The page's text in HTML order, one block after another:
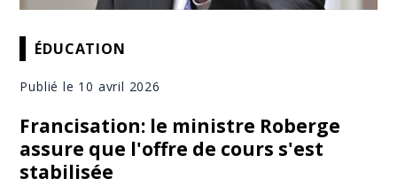
ÉDUCATION
Publié le 10 avril 2026
Francisation: le ministre Roberge
assure que l'offre de cours s'est
stabilisée